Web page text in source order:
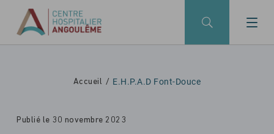
Accueil E.H.P.A.D Font-Douce
Publié le 30 novembre 2023